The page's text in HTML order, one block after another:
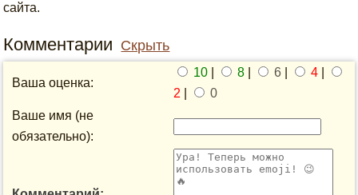
сайта.
Комментарии Скрыть
Ваша оценка:
10 8 6 4
2
0
Ваше имя (не
обязательно):